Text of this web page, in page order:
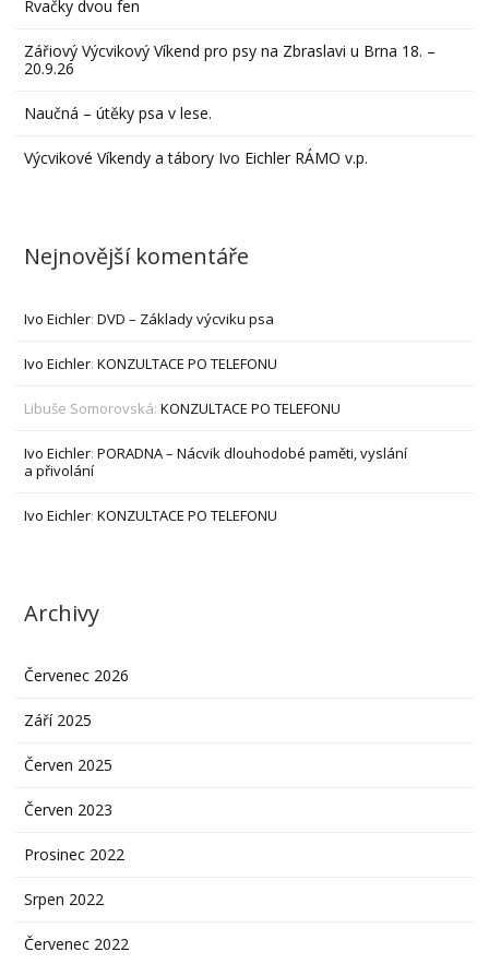
Rvačky dvou fen
Zářiový Výcvikový Víkend pro psy na Zbraslavi u Brna 18. –
20.9.26
Naučná – útěky psa v lese.
Výcvikové Víkendy a tábory Ivo Eichler RÁMO v.p.
Nejnovější komentáře
Ivo Eichler:DVD – Základy výcviku psa
Ivo Eichler:KONZULTACE PO TELEFONU
Libuše Somorovská:KONZULTACE PO TELEFONU
Ivo Eichler:PORADNA – Nácvik dlouhodobé paměti, vyslání
a přivolání
Ivo Eichler:KONZULTACE PO TELEFONU
Archivy
Červenec 2026
Září 2025
Červen 2025
Červen 2023
Prosinec 2022
Srpen 2022
Červenec 2022